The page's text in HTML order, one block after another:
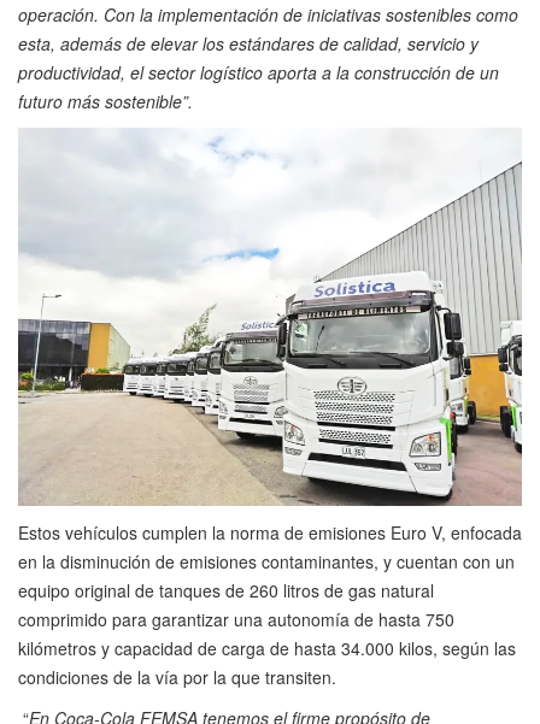
operación. Con la implementación de iniciativas sostenibles como
esta, además de elevar los estándares de calidad, servicio y
productividad, el sector logístico aporta a la construcción de un
futuro más sostenible”.
Estos vehículos cumplen la norma de emisiones Euro V, enfocada
en la disminución de emisiones contaminantes, y cuentan con un
equipo original de tanques de 260 litros de gas natural
comprimido para garantizar una autonomía de hasta 750
kilómetros y capacidad de carga de hasta 34.000 kilos, según las
condiciones de la vía por la que transiten.
“En Coca-Cola FEMSA tenemos el firme propósito de